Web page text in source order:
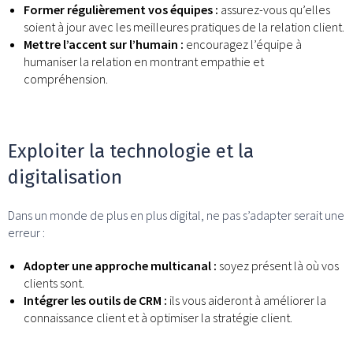
Former régulièrement vos équipes : assurez-vous qu’elles
soient à jour avec les meilleures pratiques de la relation client.
Mettre l’accent sur l’humain : encouragez l’équipe à
humaniser la relation en montrant empathie et
compréhension.
Exploiter la technologie et la
digitalisation
Dans un monde de plus en plus digital, ne pas s’adapter serait une
erreur :
Adopter une approche multicanal : soyez présent là où vos
clients sont.
Intégrer les outils de CRM : ils vous aideront à améliorer la
connaissance client et à optimiser la stratégie client.